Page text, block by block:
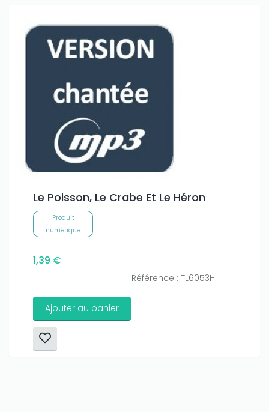
Le Poisson, Le Crabe Et Le Héron
Produit
numérique
1,39 €
Référence : TL6053H
Ajouter au panier